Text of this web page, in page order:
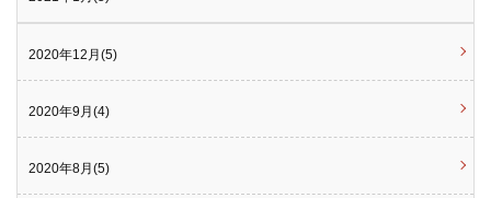
2020年12月(5)
2020年9月(4)
2020年8月(5)